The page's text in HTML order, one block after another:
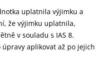
uplatnila výjimku a
že výjimku uplatnila,
v souladu s IAS 8.
úpravy aplikovat až po jejich